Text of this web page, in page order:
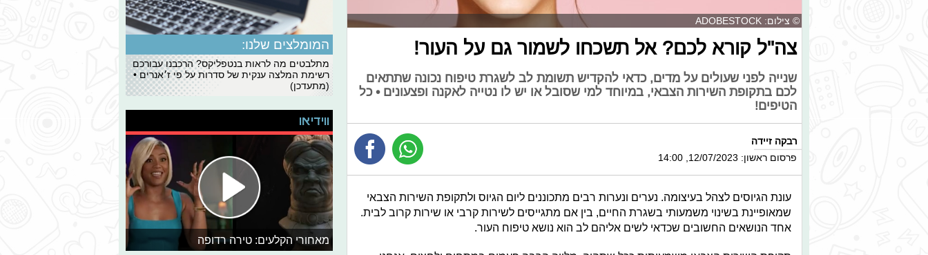
© צילום: ADOBESTOCK
צה"ל קורא לכם? אל תשכחו לשמור גם על העור!
שנייה לפני שעולים על מדים, כדאי להקדיש תשומת לב לשגרת טיפוח נכונה שתתאים
לכם בתקופת השירות הצבאי, במיוחד למי שסובל או יש לו נטייה לאקנה ופצעונים • כל
הטיפים!
רבקה זיידה
פרסום ראשון: 12/07/2023, 14:00
עונת הגיוסים לצהל בעיצומה. נערים ונערות רבים מתכוננים ליום הגיוס ולתקופת השירות הצבאי
שמאופיינת בשינוי משמעותי בשגרת החיים, בין אם מתגייסים לשירות קרבי או שירות קרוב לבית.
אחד הנושאים החשובים שכדאי לשים אליהם לב הוא נושא טיפוח העור.
המומלצים שלנו:
מתלבטים מה לראות בנטפליקס? הרכבנו עבורכם
רשימת המלצה ענקית של סדרות על פי ז׳אנרים •
(מתעדכן)
ווידיאו
מאחורי הקלעים: טירה רדופה